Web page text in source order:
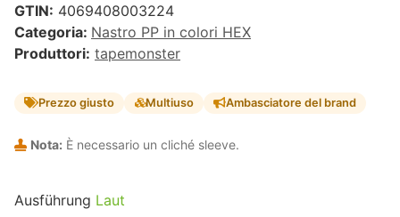
GTIN: 4069408003224
Categoria: Nastro PP in colori HEX
Produttori: tapemonster
Prezzo giusto Multiuso Ambasciatore del brand
Nota: È necessario un cliché sleeve.
Ausführung Laut